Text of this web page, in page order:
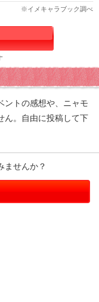
※イメキャラブック調べ
ントの感想や、ニャモ
ん。自由に投稿して下
ませんか？